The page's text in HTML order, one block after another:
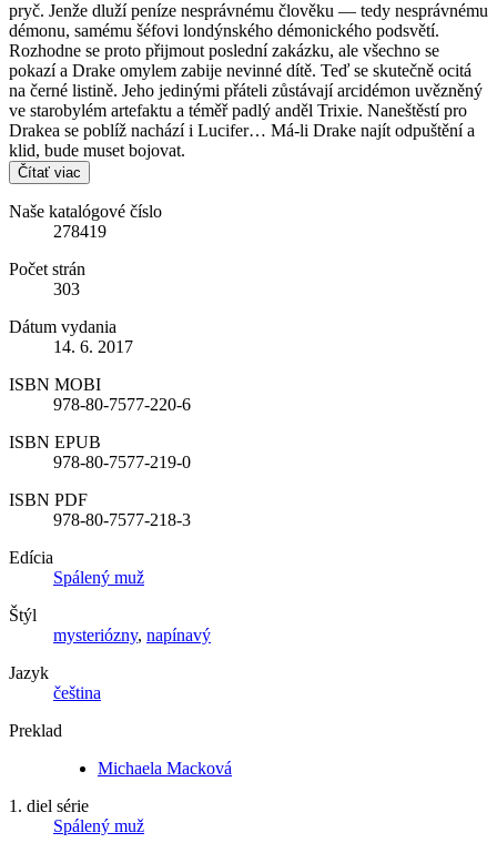
pryč. Jenže dluží peníze nesprávnému člověku — tedy nesprávnému
démonu, samému šéfovi londýnského démonického podsvětí.
Rozhodne se proto přijmout poslední zakázku, ale všechno se
pokazí a Drake omylem zabije nevinné dítě. Teď se skutečně ocitá
na černé listině. Jeho jedinými přáteli zůstávají arcidémon uvězněný
ve starobylém artefaktu a téměř padlý anděl Trixie. Naneštěstí pro
Drakea se poblíž nachází i Lucifer… Má‑li Drake najít odpuštění a
klid, bude muset bojovat.
Čítať viac
Naše katalógové číslo
278419
Počet strán
303
Dátum vydania
14. 6. 2017
ISBN MOBI
978-80-7577-220-6
ISBN EPUB
978-80-7577-219-0
ISBN PDF
978-80-7577-218-3
Edícia
Spálený muž
Štýl
mysteriózny, napínavý
Jazyk
čeština
Preklad
Michaela Macková
1. diel série
Spálený muž